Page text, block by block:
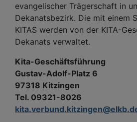
evangelischer Trägerschaft in
Dekanatsbezirk. Die mit einem
KITAS werden von der KITA-
Dekanats verwaltet.
Kita-Geschäftsführung
Gustav-Adolf-Platz 6
97318 Kitzingen
Tel. 09321-8026